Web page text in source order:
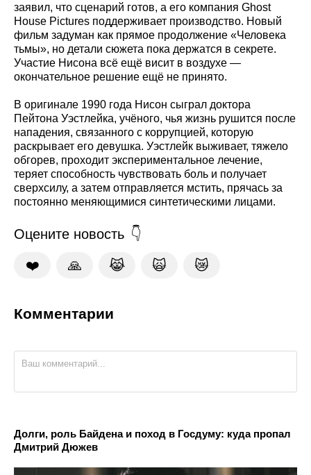
заявил, что сценарий готов, а его компания Ghost
House Pictures поддерживает производство. Новый
фильм задуман как прямое продолжение «Человека
тьмы», но детали сюжета пока держатся в секрете.
Участие Нисона всё ещё висит в воздухе —
окончательное решение ещё не принято.
В оригинале 1990 года Нисон сыграл доктора
Пейтона Уэстлейка, учёного, чья жизнь рушится после
нападения, связанного с коррупцией, которую
раскрывает его девушка. Уэстлейк выживает, тяжело
обгорев, проходит экспериментальное лечение,
теряет способность чувствовать боль и получает
сверхсилу, а затем отправляется мстить, прячась за
постоянно меняющимися синтетическими лицами.
Оцените новость
❤️ 🙏 😹 🙀 😿
Комментарии
Долги, роль Байдена и поход в Госдуму: куда пропал
Дмитрий Дюжев